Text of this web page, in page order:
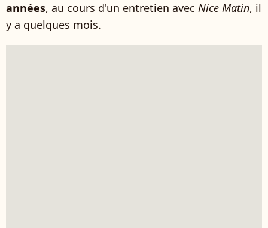
années, au cours d'un entretien avec Nice Matin, il
y a quelques mois.